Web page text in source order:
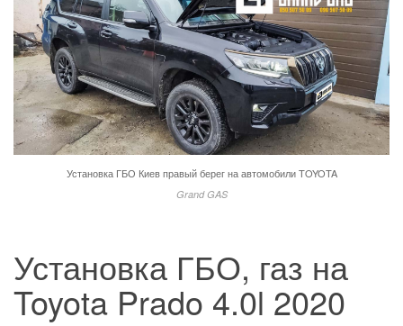
Установка ГБО Киев правый берег на автомобили TOYOTA
Grand GAS
Установка ГБО, газ на
Toyota Prado 4.0l 2020